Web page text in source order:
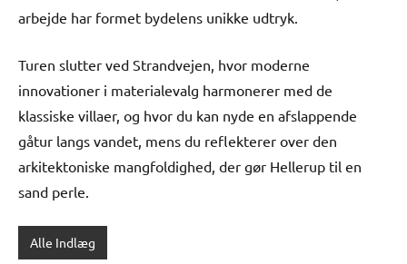
arbejde har formet bydelens unikke udtryk.
Turen slutter ved Strandvejen, hvor moderne
innovationer i materialevalg harmonerer med de
klassiske villaer, og hvor du kan nyde en afslappende
gåtur langs vandet, mens du reflekterer over den
arkitektoniske mangfoldighed, der gør Hellerup til en
sand perle.
Alle Indlæg